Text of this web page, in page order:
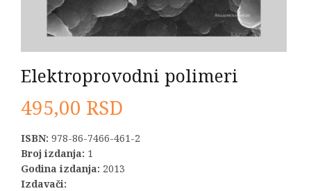
Elektroprovodni polimeri
495,00 RSD
ISBN: 978-86-7466-461-2
Broj izdanja: 1
Godina izdanja: 2013
Izdavači: